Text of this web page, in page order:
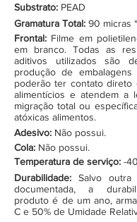
Substrato: PEAD
Gramatura Total: 90 micras
Frontal: Filme em
em branco. Todas as
aditivos utilizados são
produção de embalagens
poderão ter contato direto
alimentícios e atendem a
migração total ou
atóxicas alimentos.
Adesivo: Não possui.
Cola: Não possui.
Temperatura de serviço: -
Durabilidade: Salvo outra
documentada, a
produto é de um ano,
C e 50% de Umidade